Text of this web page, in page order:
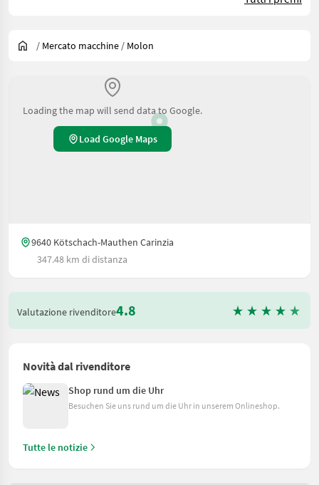
/ Mercato macchine / Molon
Loading the map will send data to Google.
Load Google Maps
9640 Kötschach-Mauthen Carinzia
347.48 km di distanza
Valutazione rivenditore4.8
Novità dal rivenditore
Shop rund um die Uhr
Besuchen Sie uns rund um die Uhr in unserem Onlineshop.
Tutte le notizie